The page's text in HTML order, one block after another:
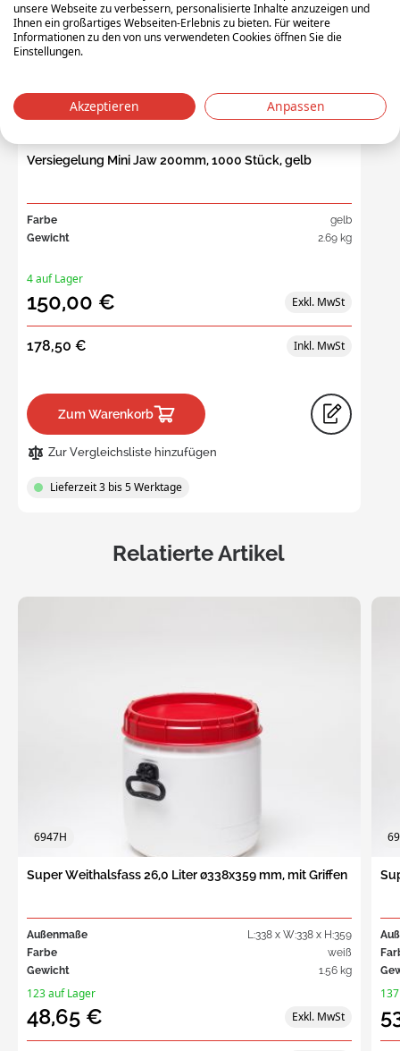
MJ20.10
Versiegelung Mini Jaw 200mm, 1000 Stück, gelb
Farbe
gelb
Gewicht
2.69 kg
4 auf Lager
150,00 €
178,50 €
Zum Warenkorb
Zur Vergleichsliste hinzufügen
Lieferzeit 3 bis 5 Werktage
Relatierte Artikel
6947H
Super Weithalsfass 26,0 Liter ø338x359 mm, mit Griffen
Außenmaße
L:338 x W:338 x H:359
Farbe
weiß
Gewicht
1.56 kg
123 auf Lager
48,65 €
unsere Webseite zu verbessern, personalisierte Inhalte anzuzeigen und
Ihnen ein großartiges Webseiten-Erlebnis zu bieten. Für weitere
Informationen zu den von uns verwendeten Cookies öffnen Sie die
Einstellungen.
Akzeptieren Anpassen